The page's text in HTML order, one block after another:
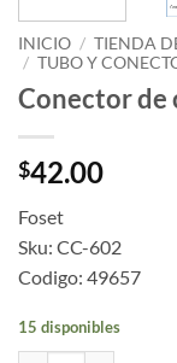
INICIO / TIENDA
/ TUBO Y
Conector de
$42.00
Foset
Sku: CC-602
Codigo: 49657
15 disponibles